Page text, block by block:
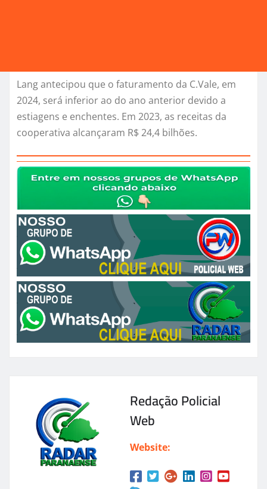
Lang antecipou que o faturamento da C.Vale, em
2024, será inferior ao do ano anterior devido a
estiagens e enchentes. Em 2023, as receitas da
cooperativa alcançaram R$ 24,4 bilhões.
Redação Policial
Web
Website: